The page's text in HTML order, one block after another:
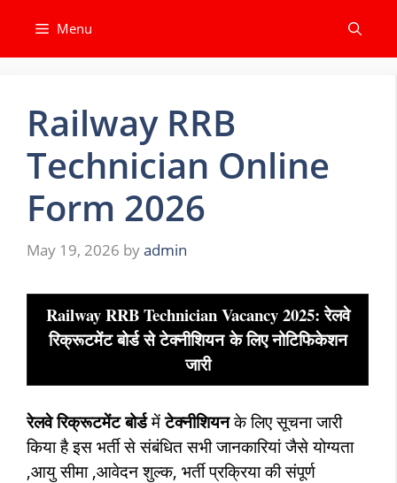
content
Menu
Railway RRB
Technician Online
Form 2026
May 19, 2026 byadmin
Railway RRB Technician Vacancy 2025: रेलवे
रिक्रूटमेंट बोर्ड सेटेक्नीशियनके लिए नोटिफिकेशन
जारी
रेलवे रिक्रूटमेंट बोर्डमेंटेक्नीशियनके लिए सूचना जारी
किया हैइस भर्ती से संबंधित सभी जानकारियां जैसेयोग्यता
,आयु सीमा ,आवेदन शुल्क, भर्ती प्रक्रिया की संपूर्ण